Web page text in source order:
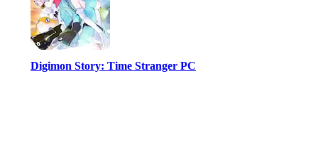
Digimon Story: Time Stranger PC